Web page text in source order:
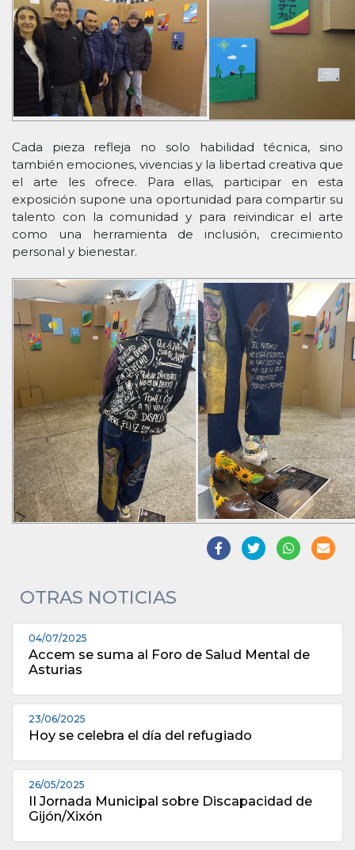
Cada pieza refleja no solo habilidad técnica, sino
también emociones, vivencias y la libertad creativa que
el arte les ofrece. Para ellas, participar en esta
exposición supone una oportunidad para compartir su
talento con la comunidad y para reivindicar el arte
como una herramienta de inclusión, crecimiento
personal y bienestar.
OTRAS NOTICIAS
04/07/2025
Accem se suma al Foro de Salud Mental de
Asturias
23/06/2025
Hoy se celebra el día del refugiado
26/05/2025
II Jornada Municipal sobre Discapacidad de
Gijón/Xixón